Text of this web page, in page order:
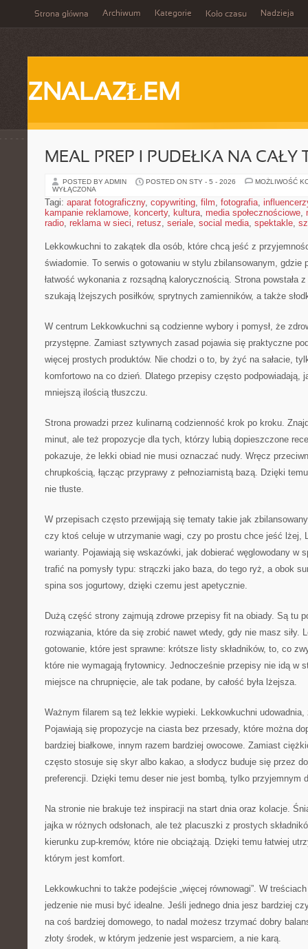
Strona główna Archiwum Kategorie Koło czasu Nadzieja
ZNALAZŁEM
MEAL PREP I PUDEŁKA NA CAŁY
POSTED BY ADMIN POSTED ON STY - 5 - 2026
MOŻLIWOŚĆ
WYŁĄCZONA
Tagi: aparat fotograficzny, copywriting, film, fotografia,
kampanie reklamowe, koncerty, kultura, media społecznościowe,
radio, reklama w sieci, retusz, seriale, social media, spektakle,
Lekkowkuchni to zakątek dla osób, które chcą jeść z
świadomie. To serwis o gotowaniu w stylu zbilansowanym, gdzie
łatwość wykonania z rozsądną kalorycznością. Strona powstała
szukają lżejszych posiłków, sprytnych zamienników, a także
W centrum Lekkowkuchni są codzienne wybory i pomysł, że
przystępne. Zamiast sztywnych zasad pojawia się praktyczne
więcej prostych produktów. Nie chodzi o to, by żyć na sałacie,
komfortowo na co dzień. Dlatego przepisy często podpowiadają,
mniejszą ilością tłuszczu.
Strona prowadzi przez kulinarną codzienność krok po kroku.
minut, ale też propozycje dla tych, którzy lubią dopieszczone
pokazuje, że lekki obiad nie musi oznaczać nudy. Wręcz
chrupkością, łącząc przyprawy z pełnoziarnistą bazą. Dzięki
nie tłuste.
W przepisach często przewijają się tematy takie jak
czy ktoś celuje w utrzymanie wagi, czy po prostu chce jeść lżej,
warianty. Pojawiają się wskazówki, jak dobierać węglowodany w
trafić na pomysły typu: strączki jako baza, do tego ryż, a obok
spina sos jogurtowy, dzięki czemu jest apetycznie.
Dużą część strony zajmują zdrowe przepisy fit na obiady. Są tu
rozwiązania, które da się zrobić nawet wtedy, gdy nie masz siły.
gotowanie, które jest sprawne: krótsze listy składników, to, co
które nie wymagają frytownicy. Jednocześnie przepisy nie idą w
miejsce na chrupnięcie, ale tak podane, by całość była lżejsza.
Ważnym filarem są też lekkie wypieki. Lekkowkuchni udowadnia,
Pojawiają się propozycje na ciasta bez przesady, które można
bardziej białkowe, innym razem bardziej owocowe. Zamiast
często stosuje się skyr albo kakao, a słodycz buduje się przez
preferencji. Dzięki temu deser nie jest bombą, tylko przyjemnym
Na stronie nie brakuje też inspiracji na start dnia oraz kolacje.
jajka w różnych odsłonach, ale też placuszki z prostych
kierunku zup-kremów, które nie obciążają. Dzięki temu łatwiej
którym jest komfort.
Lekkowkuchni to także podejście „więcej równowagi”. W
jedzenie nie musi być idealne. Jeśli jednego dnia jesz bardziej
na coś bardziej domowego, to nadal możesz trzymać dobry
złoty środek, w którym jedzenie jest wsparciem, a nie karą.